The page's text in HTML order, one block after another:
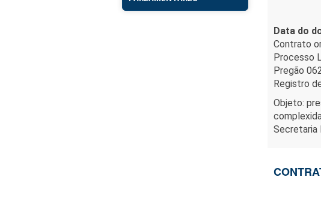
Data do
Contrato
Processo
Pregão
Registro
Objeto:
Secretaria